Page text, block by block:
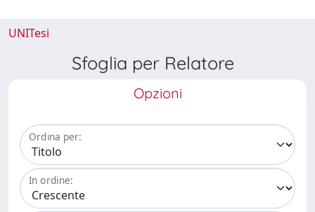
UNITesi
Sfoglia per Relatore
Opzioni
Ordina per:
In ordine: